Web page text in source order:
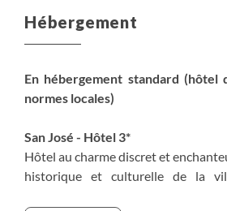
Hébergement
En hébergement standard (hôtel
normes locales)
San José - Hôtel 3*
Hôtel au charme discret et
historique et culturelle de la